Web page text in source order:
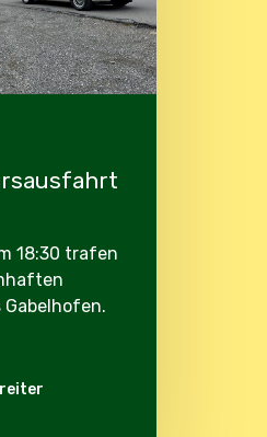
18:30 trafen